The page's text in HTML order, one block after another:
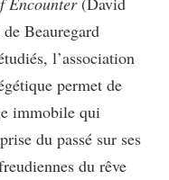
Beauregard
l’association
permet de
immobile qui
du passé sur ses
du rêve